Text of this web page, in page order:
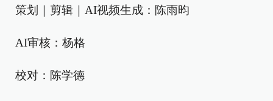
策划｜剪辑｜AI视频生成：陈雨昀
AI审核：杨格
校对：陈学德